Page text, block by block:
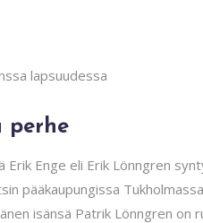
perhe
Enge eli Erik Lönngren
pääkaupungissa
isänsä Patrik Lönngren on